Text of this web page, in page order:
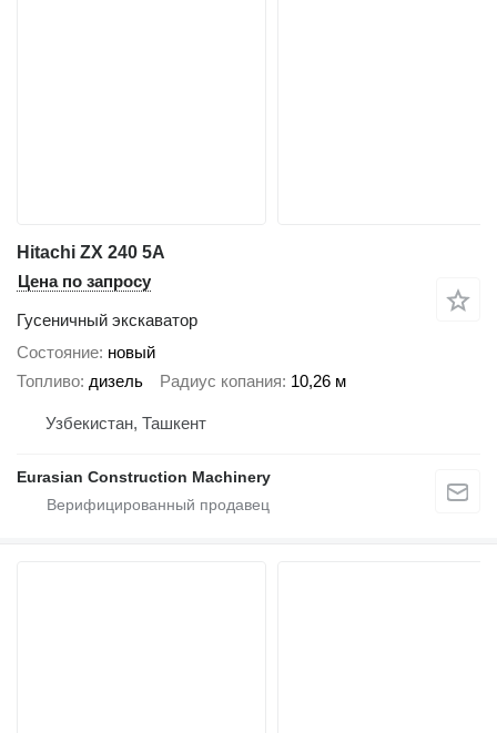
Hitachi ZX 240 5A
Цена по запросу
Гусеничный экскаватор
Состояние новый
Топливо дизель Радиус копания 10,26 м
Узбекистан, Ташкент
Eurasian Construction Machinery